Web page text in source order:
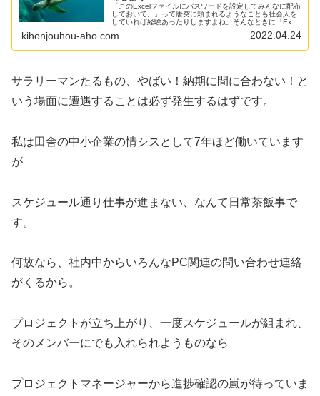
「このExcelファイルにパスワードを設定してみんなに配布
しておいて。」って唐突に頼まれるようなことも社会人を
していれば経験あったりしますよね。そんなときに「Excel
ん！」とブサイクなことを言わなくていいように、手順は
kihonjouhou-aho.com 2022.04.24
サラリーマンたるもの、やばい！納期に間に合わない！と
いう場面に遭遇することは必ず発生するはずです。
私は田舎の中小企業の情シスとして7年ほど働いています
が
スケジュール通り仕事が進まない、なんて日常茶飯事で
す。
何故なら、社内中からいろんなPC関連の問い合わせ連絡
がくるから。
プロジェクトが立ち上がり、一度スケジュールが組まれ、
そのメンバーにでも入れられようものなら
プロジェクトマネージャーから進捗確認の嵐が待っていま